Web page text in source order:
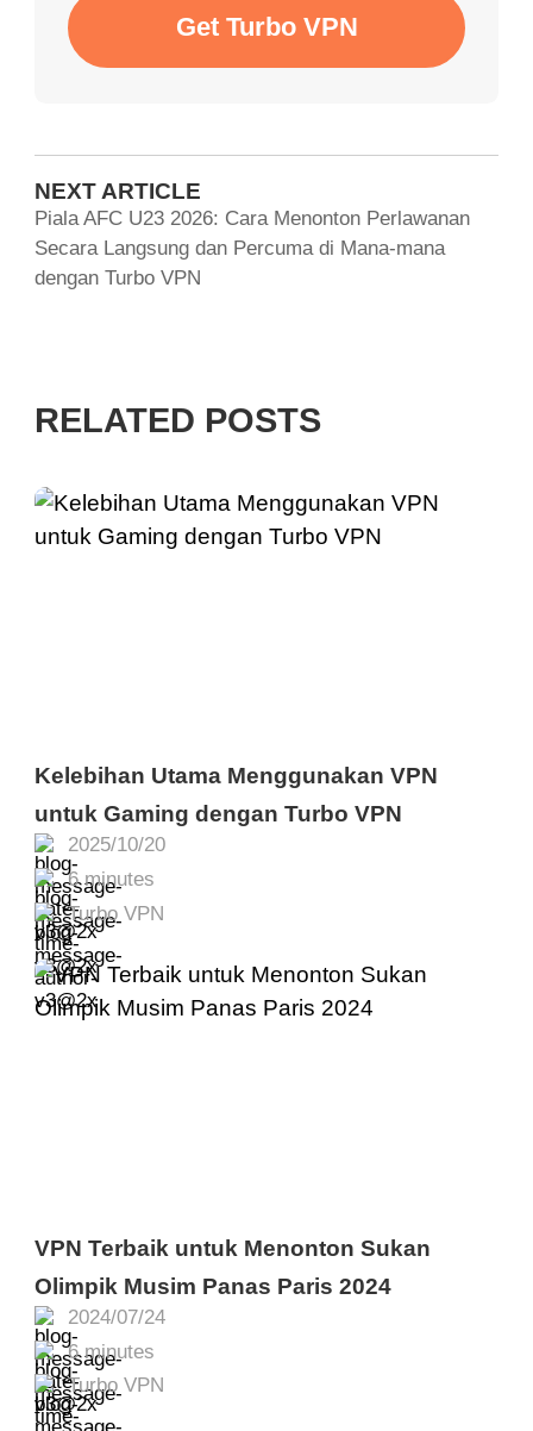
Get Turbo VPN
NEXT ARTICLE
Piala AFC U23 2026: Cara Menonton Perlawanan
Secara Langsung dan Percuma di Mana-mana
dengan Turbo VPN
RELATED POSTS
2025/10/20
6 minutes
Turbo VPN
Kelebihan Utama Menggunakan VPN
untuk Gaming dengan Turbo VPN
2024/07/24
6 minutes
Turbo VPN
VPN Terbaik untuk Menonton Sukan
Olimpik Musim Panas Paris 2024